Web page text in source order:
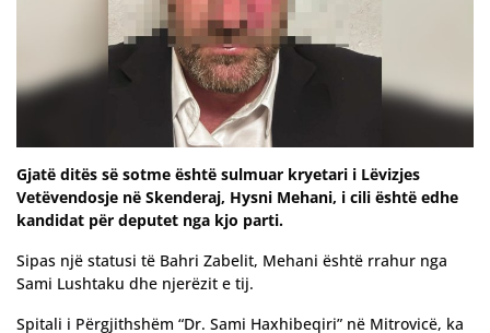
Gjatë ditës së sotme është sulmuar kryetari i Lëvizjes
Vetëvendosje në Skenderaj, Hysni Mehani, i cili është edhe
kandidat për deputet nga kjo parti.
Sipas një statusi të Bahri Zabelit, Mehani është rrahur nga
Sami Lushtaku dhe njerëzit e tij.
Spitali i Përgjithshëm “Dr. Sami Haxhibeqiri” në Mitrovicë, ka